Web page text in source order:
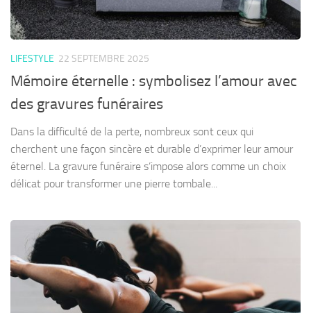
LIFESTYLE 22 SEPTEMBRE 2025
Mémoire éternelle : symbolisez l’amour avec
des gravures funéraires
Dans la difficulté de la perte, nombreux sont ceux qui
cherchent une façon sincère et durable d’exprimer leur amour
éternel. La gravure funéraire s’impose alors comme un choix
délicat pour transformer une pierre tombale...